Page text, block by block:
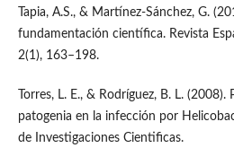
Tapia, A.S., & Martínez-Sánchez, G.
fundamentación científica. Revista
2(1), 163–198.
Torres, L. E., & Rodríguez, B. L.
patogenia en la infección por
de Investigaciones Cientificas.